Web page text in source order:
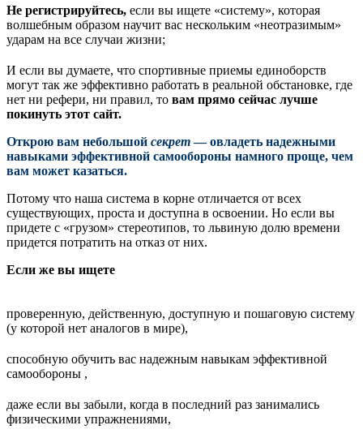
Не регистрируйтесь, если вы ищете «систему», которая
волшебным образом научит вас нескольким «неотразимым»
ударам на все случаи жизни;
И если вы думаете, что спортивные приемы единоборств
могут так же эффективно работать в реальной обстановке, где
нет ни рефери, ни правил, то вам прямо сейчас лучше
покинуть этот сайт.
Открою вам небольшой секрет— овладеть надежными
навыками эффективной самообороны намного проще, чем
вам может казаться.
Потому что наша система в корне отличается от всех
существующих, проста и доступна в освоении. Но если вы
придете с «грузом» стереотипов, то львиную долю времени
придется потратить на отказ от них.
Если же вы ищете
проверенную, действенную, доступную и пошаговую систему
(у которой нет аналогов в мире),
способную обучить вас надежным навыкам эффективной
самообороны ,
даже если вы забыли, когда в последний раз занимались
физическими упражнениями,